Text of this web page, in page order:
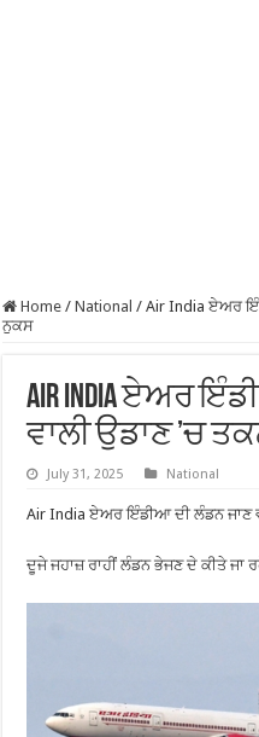
Home / National / Air India ਏਅਰ
ਨੁਕਸ
Air India ਏਅਰ
ਵਾਲੀ ਉਡਾਣ ’ਚ
July 31, 2025 National
Air India ਏਅਰ ਇੰਡੀਆ ਦੀ ਲੰਡਨ ਜਾਣ
ਦੂਜੇ ਜਹਾਜ਼ ਰਾਹੀਂ ਲੰਡਨ ਭੇਜਣ ਦੇ ਕੀਤੇ